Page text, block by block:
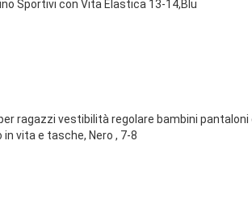
Sportivi con Vita Elastica 13-14,Blu
ragazzi vestibilità regolare bambini
vita e tasche, Nero , 7-8